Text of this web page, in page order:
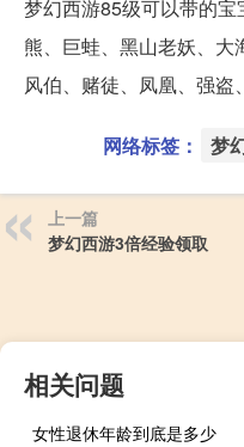
梦幻西游85级可以带的
熊、巨蛙、黑山老妖、大
风伯、赌徒、凤凰、强盗
网络标签： 梦
上一篇
梦幻西游3倍经验领取
相关问题
女性退休年龄到底是多少